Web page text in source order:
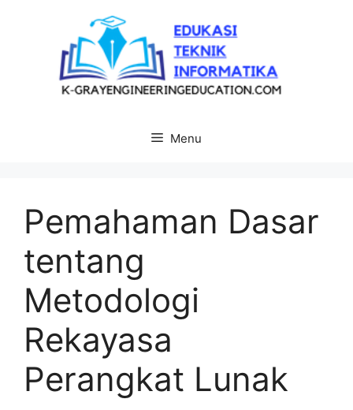
Menu
Pemahaman Dasar
tentang
Metodologi
Rekayasa
Perangkat Lunak